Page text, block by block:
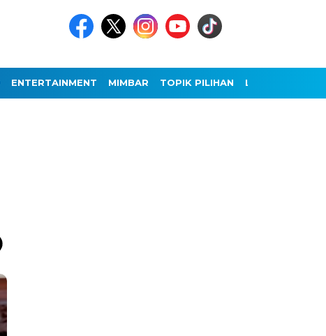
ENTERTAINMENT MIMBAR TOPIK PILIHAN LAINNYA